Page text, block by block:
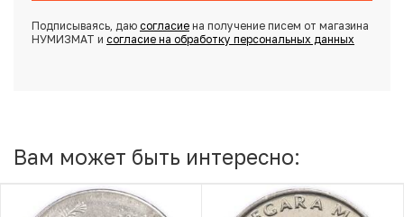
Подписываясь, даю согласиена получение писем от магазина
НУМИЗМАТ и согласие на обработку персональных данных
Вам может быть интересно: